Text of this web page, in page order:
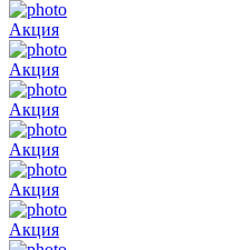
Акция
Акция
Акция
Акция
Акция
Акция